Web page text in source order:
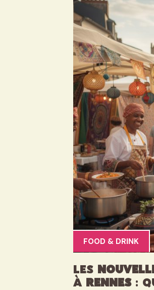
FOOD & DRINK
Les
à
Rennes: